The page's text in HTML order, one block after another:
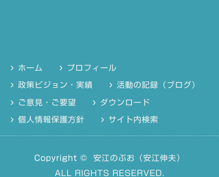
ホーム プロフィール
政策ビジョン・実績 活動の記録（ブログ）
ご意見・ご要望 ダウンロード
個人情報保護方針 サイト内検索
Copyright © 安江のぶお（安江伸夫）
ALL RIGHTS RESERVED.